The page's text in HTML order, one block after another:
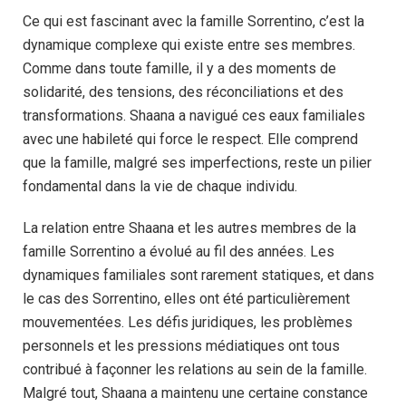
Ce qui est fascinant avec la famille Sorrentino, c’est la
dynamique complexe qui existe entre ses membres.
Comme dans toute famille, il y a des moments de
solidarité, des tensions, des réconciliations et des
transformations. Shaana a navigué ces eaux familiales
avec une habileté qui force le respect. Elle comprend
que la famille, malgré ses imperfections, reste un pilier
fondamental dans la vie de chaque individu.
La relation entre Shaana et les autres membres de la
famille Sorrentino a évolué au fil des années. Les
dynamiques familiales sont rarement statiques, et dans
le cas des Sorrentino, elles ont été particulièrement
mouvementées. Les défis juridiques, les problèmes
personnels et les pressions médiatiques ont tous
contribué à façonner les relations au sein de la famille.
Malgré tout, Shaana a maintenu une certaine constance